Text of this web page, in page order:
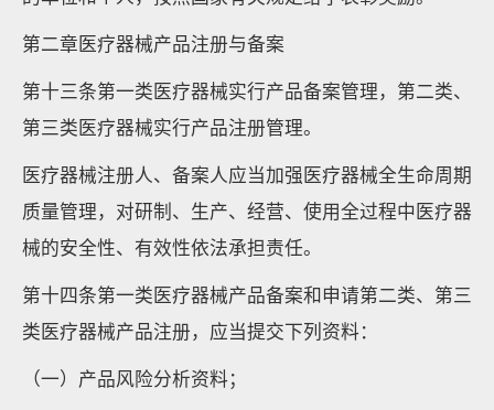
第二章医疗器械产品注册与备案
第十三条第一类医疗器械实行产品备案管理，第二类、
第三类医疗器械实行产品注册管理。
医疗器械注册人、备案人应当加强医疗器械全生命周期
质量管理，对研制、生产、经营、使用全过程中医疗器
械的安全性、有效性依法承担责任。
第十四条第一类医疗器械产品备案和申请第二类、第三
类医疗器械产品注册，应当提交下列资料：
（一）产品风险分析资料；